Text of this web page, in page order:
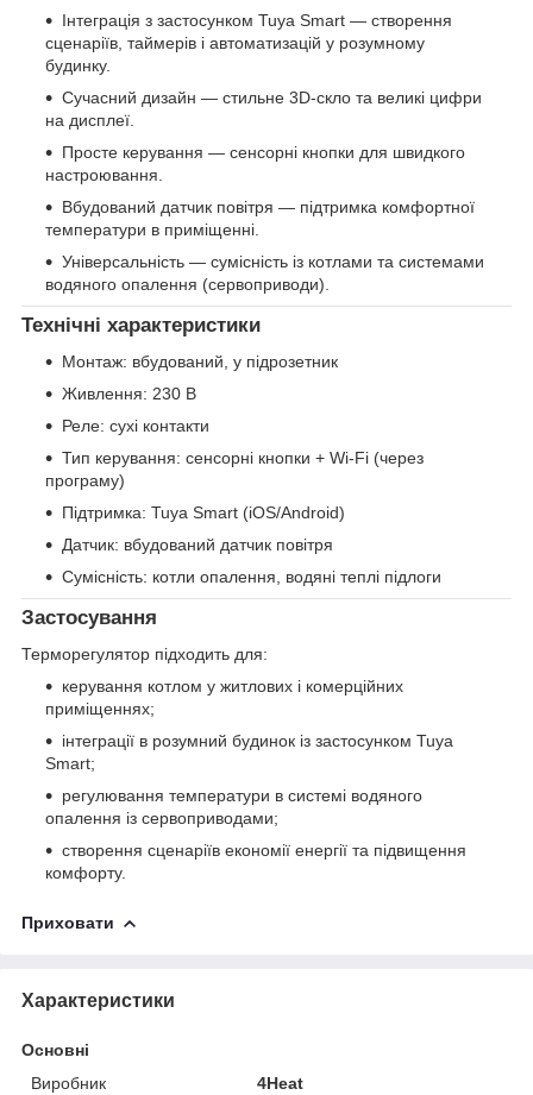
Інтеграція з застосунком Tuya Smart — створення
сценаріїв, таймерів і автоматизацій у розумному
будинку.
Сучасний дизайн — стильне 3D-скло та великі цифри
на дисплеї.
Просте керування — сенсорні кнопки для швидкого
настроювання.
Вбудований датчик повітря — підтримка комфортної
температури в приміщенні.
Універсальність — сумісність із котлами та системами
водяного опалення (сервоприводи).
Технічні характеристики
Монтаж: вбудований, у підрозетник
Живлення: 230 В
Реле: сухі контакти
Тип керування: сенсорні кнопки + Wi-Fi (через
програму)
Підтримка: Tuya Smart (iOS/Android)
Датчик: вбудований датчик повітря
Сумісність: котли опалення, водяні теплі підлоги
Застосування
Терморегулятор підходить для:
керування котлом у житлових і комерційних
приміщеннях;
інтеграції в розумний будинок із застосунком Tuya
Smart;
регулювання температури в системі водяного
опалення із сервоприводами;
створення сценаріїв економії енергії та підвищення
комфорту.
Приховати
Характеристики
Основні
Виробник
4Heat